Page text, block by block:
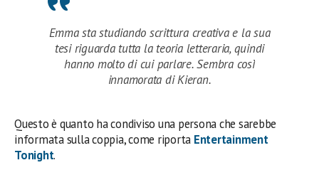
Emma sta studiando scrittura creativa e la sua
tesi riguarda tutta la teoria letteraria, quindi
hanno molto di cui parlare. Sembra così
innamorata di Kieran.
Questo è quanto ha condiviso una persona che sarebbe
informata sulla coppia, come riporta Entertainment
Tonight.